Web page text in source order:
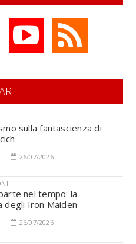
sulla fantascienza di
26/07/2026
nel tempo: la
degli Iron Maiden
26/07/2026